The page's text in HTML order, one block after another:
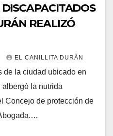
REALIZÓ
EL CANILLITA DURÁN
de la ciudad ubicado en
albergó la nutrida
Concejo de protección de